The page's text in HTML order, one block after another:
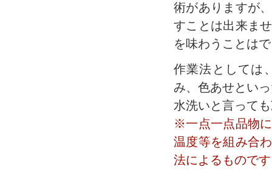
術がありますが
すことは出来ま
を味わうことは
作業法としては
み、色あせとい
水洗いと言って
※一点一点品物
温度等を組み合
法によるもので